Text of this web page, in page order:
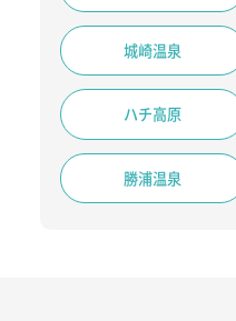
城崎温泉
ハチ高原
勝浦温泉